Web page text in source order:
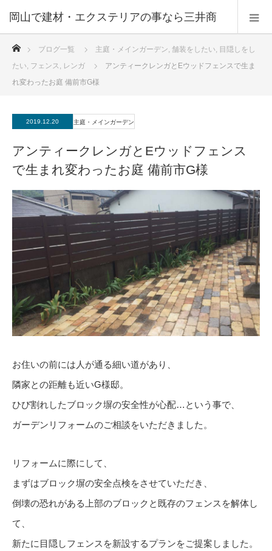
ブログ一覧 主庭・メインガーデン, 舗装をしたい, 目隠しをし
たい, フェンス , レンガ
アンティークレンガとEウッドフェンスで生ま
れ変わったお庭 備前市G様
2019.12.20 主庭・メインガーデン
アンティークレンガとEウッドフェンス
で生まれ変わったお庭 備前市G様
お住いの前には人が通る細い道があり、
隣家との距離も近いG様邸。
ひび割れしたブロック塀の安全性が心配…という事で、
ガーデンリフォームのご相談をいただきました。
リフォームに際にして、
まずはブロック塀の安全点検をさせていただき、
倒壊の恐れがある上部のブロックと既存のフェンスを解体し
て、
新たに目隠しフェンスを新設するプランをご提案しました。